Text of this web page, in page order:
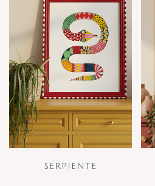
SERPIENTE